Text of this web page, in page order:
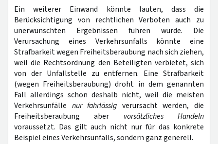
Ein weiterer Einwand könnte lauten, dass die
Berücksichtigung von rechtlichen Verboten auch zu
unerwünschten Ergebnissen führen würde. Die
Verursachung eines Verkehrsunfalls könnte eine
Strafbarkeit wegen Freiheitsberaubung nach sich ziehen,
weil die Rechtsordnung den Beteiligten verbietet, sich
von der Unfallstelle zu entfernen. Eine Strafbarkeit
(wegen Freiheitsberaubung) droht in dem genannten
Fall allerdings schon deshalb nicht, weil die meisten
Verkehrsunfälle nur fahrlässig verursacht werden, die
Freiheitsberaubung aber vorsätzliches Handeln
voraussetzt. Das gilt auch nicht nur für das konkrete
Beispiel eines Verkehrsunfalls, sondern ganz generell.